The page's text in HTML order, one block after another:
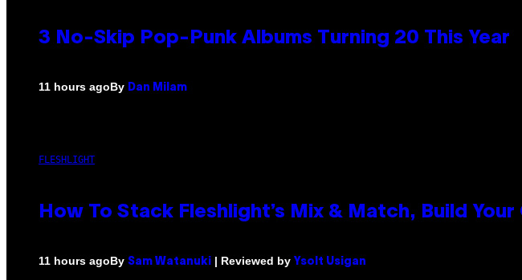
3 No-Skip Pop-Punk Albums Turning 20 This Year
11 hours agoBy Dan Milam
FLESHLIGHT
How To Stack Fleshlight’s Mix & Match, Build
11 hours agoBy Sam Watanuki | Reviewed by Ysolt Usigan